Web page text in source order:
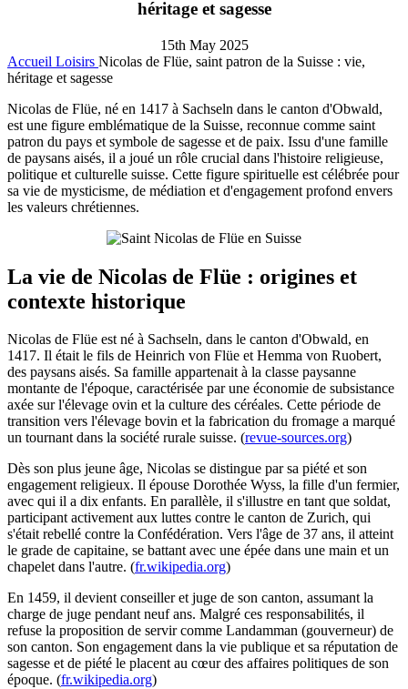
héritage et sagesse
15th May 2025
Accueil Loisirs Nicolas de Flüe, saint patron de la Suisse : vie,
héritage et sagesse
Nicolas de Flüe, né en 1417 à Sachseln dans le canton d'Obwald,
est une figure emblématique de la Suisse, reconnue comme saint
patron du pays et symbole de sagesse et de paix. Issu d'une famille
de paysans aisés, il a joué un rôle crucial dans l'histoire religieuse,
politique et culturelle suisse. Cette figure spirituelle est célébrée pour
sa vie de mysticisme, de médiation et d'engagement profond envers
les valeurs chrétiennes.
La vie de Nicolas de Flüe : origines et
contexte historique
Nicolas de Flüe est né à Sachseln, dans le canton d'Obwald, en
1417. Il était le fils de Heinrich von Flüe et Hemma von Ruobert,
des paysans aisés. Sa famille appartenait à la classe paysanne
montante de l'époque, caractérisée par une économie de subsistance
axée sur l'élevage ovin et la culture des céréales. Cette période de
transition vers l'élevage bovin et la fabrication du fromage a marqué
un tournant dans la société rurale suisse. (revue-sources.org)
Dès son plus jeune âge, Nicolas se distingue par sa piété et son
engagement religieux. Il épouse Dorothée Wyss, la fille d'un fermier,
avec qui il a dix enfants. En parallèle, il s'illustre en tant que soldat,
participant activement aux luttes contre le canton de Zurich, qui
s'était rebellé contre la Confédération. Vers l'âge de 37 ans, il atteint
le grade de capitaine, se battant avec une épée dans une main et un
chapelet dans l'autre. (fr.wikipedia.org)
En 1459, il devient conseiller et juge de son canton, assumant la
charge de juge pendant neuf ans. Malgré ces responsabilités, il
refuse la proposition de servir comme Landamman (gouverneur) de
son canton. Son engagement dans la vie publique et sa réputation de
sagesse et de piété le placent au cœur des affaires politiques de son
époque. (fr.wikipedia.org)